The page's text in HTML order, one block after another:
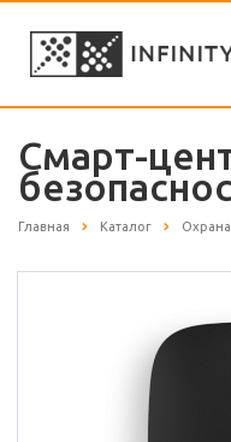
Смарт-
Главная Каталог